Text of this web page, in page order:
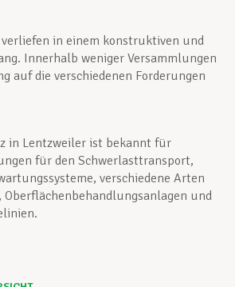
in einem konstruktiven und
Innerhalb weniger Versammlungen
auf die verschiedenen Forderungen
in Lentzweiler ist bekannt für
für den Schwerlasttransport,
verschiedene Arten
Oberflächenbehandlungsanlagen und